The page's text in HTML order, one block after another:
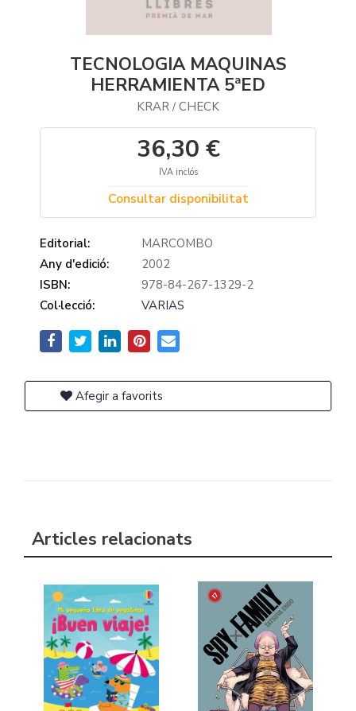
TECNOLOGIA MAQUINAS
HERRAMIENTA 5ªED
KRAR / CHECK
36,30 €
IVA inclós
Consultar disponibilitat
Editorial:
MARCOMBO
Any d'edició:
2002
ISBN:
978-84-267-1329-2
Col·lecció:
VARIAS
Afegir a favorits
Articles relacionats